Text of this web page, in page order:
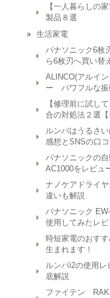
【一人暮らしの
製品８選
生活家電
パナソニック6枚
ら6枚刃へ買い替
ALINCO(アルイ
ー パワフルな振
【修理前に試し
合の対処法２選【
ルンバはうるさ
感想とSNSの口コ
パナソニックの
AC1000をレビュ
ナノケアドライ
違いも解説
パナソニック
使用してみたレビ
時短家電のおす
生まれます！
ルンバi2の使用
底解説
ファイテン